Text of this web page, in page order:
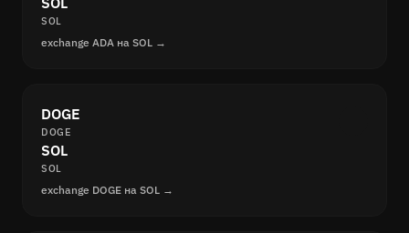
SOL
exchange ADA на SOL →
DOGE
DOGE
SOL
SOL
exchange DOGE на SOL →